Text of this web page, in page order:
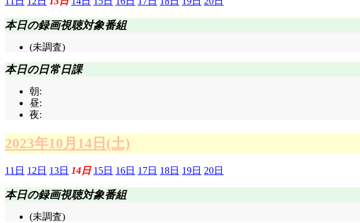
本日の録画視聴対象番組
(未調査)
本日の日常日課
朝:
昼:
夜:
2023年10月14日(土)
11日 12日 13日 14日 15日 16日 17日 18日 19日 20日
本日の録画視聴対象番組
(未調査)